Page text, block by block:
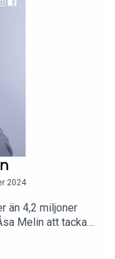
2024
än 4,2 miljoner
Melin att tacka
här åren och